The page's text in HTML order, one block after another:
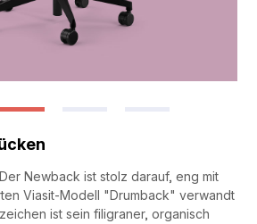
Newback ist stolz darauf, eng mit
Viasit-Modell "Drumback" verwandt
ist sein filigraner, organisch